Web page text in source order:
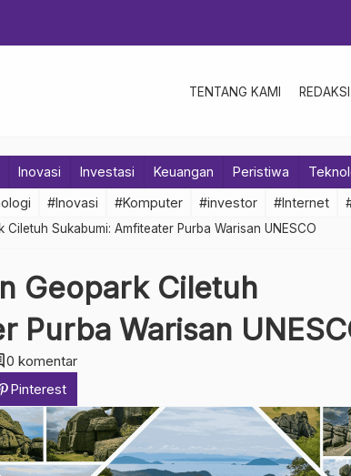
TENTANG KAMI REDAKSI
Inovasi Investasi Keuangan Peristiwa
#Inovasi #Komputer #investor #Internet
Ciletuh Sukabumi: Amfiteater Purba Warisan UNESCO
Geopark Ciletuh
Purba Warisan
0 komentar
Pinterest